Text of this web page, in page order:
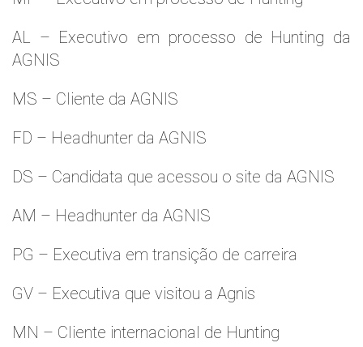
AL – Executivo em processo de Hunting da
AGNIS
MS – Cliente da AGNIS
FD – Headhunter da AGNIS
DS – Candidata que acessou o site da AGNIS
AM – Headhunter da AGNIS
PG – Executiva em transição de carreira
GV – Executiva que visitou a Agnis
MN – Cliente internacional de Hunting